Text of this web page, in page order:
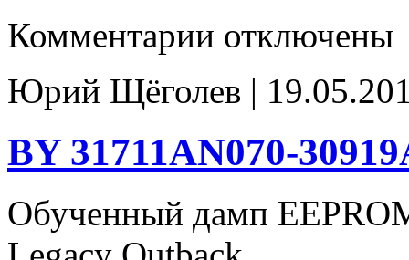
Комментарии записи
30919AD590
93c66
отключены
Юрий Щёголев |
BY 31711AN070-
Обученный дамп